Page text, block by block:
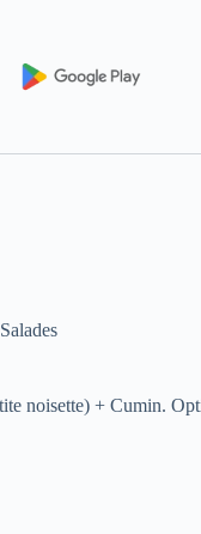
Salades
noisette) + Cumin.